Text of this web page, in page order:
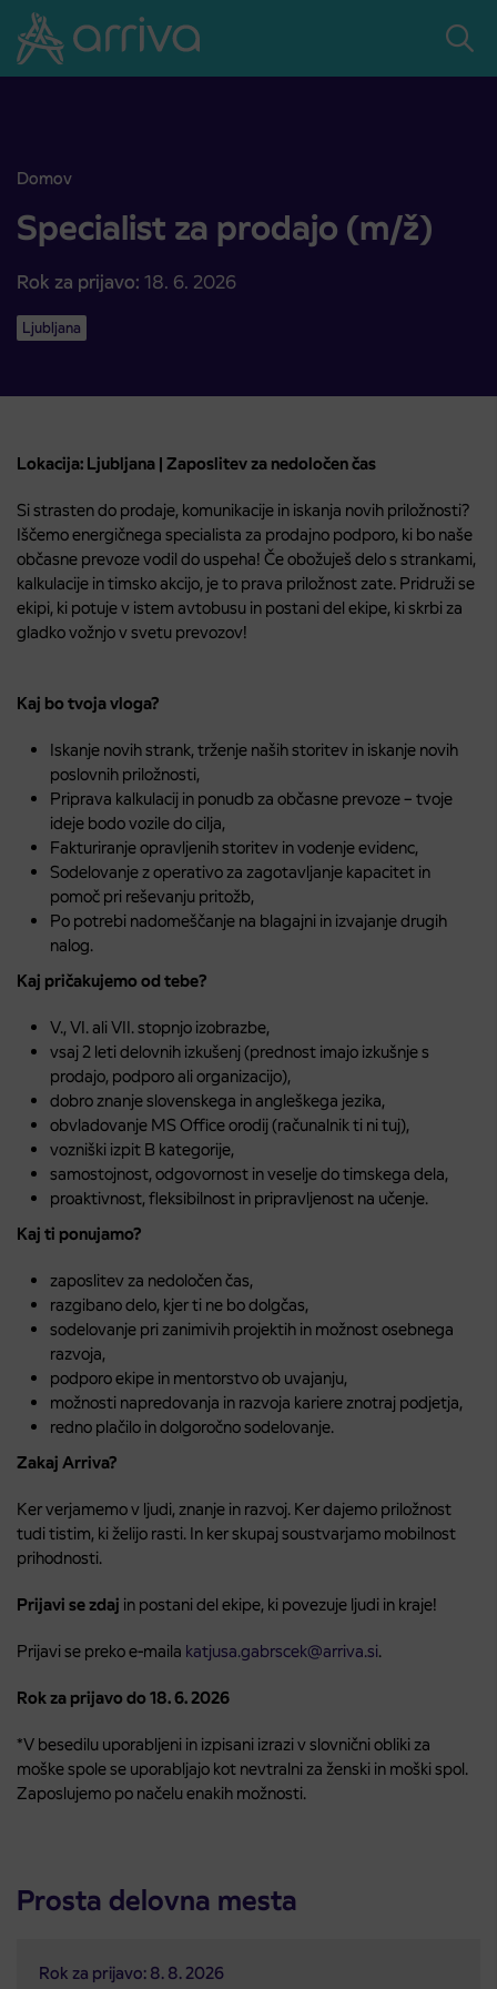
Skoči na vsebino
Domov
Specialist za prodajo (m/ž)
Specialist za prodajo (m/ž)
Rok za prijavo: 18. 6. 2026
Ljubljana
Lokacija: Ljubljana | Zaposlitev za nedoločen čas
Si strasten do prodaje, komunikacije in iskanja novih priložnosti?
Iščemo energičnega specialista za prodajno podporo, ki bo naše
občasne prevoze vodil do uspeha! Če obožuješ delo s strankami,
kalkulacije in timsko akcijo, je to prava priložnost zate. Pridruži se
ekipi, ki potuje v istem avtobusu in postani del ekipe, ki skrbi za
gladko vožnjo v svetu prevozov!
Kaj bo tvoja vloga?
Iskanje novih strank, trženje naših storitev in iskanje novih
poslovnih priložnosti,
Priprava kalkulacij in ponudb za občasne prevoze – tvoje
ideje bodo vozile do cilja,
Fakturiranje opravljenih storitev in vodenje evidenc,
Sodelovanje z operativo za zagotavljanje kapacitet in
pomoč pri reševanju pritožb,
Po potrebi nadomeščanje na blagajni in izvajanje drugih
nalog.
Kaj pričakujemo od tebe?
V., VI. ali VII. stopnjo izobrazbe,
vsaj 2 leti delovnih izkušenj (prednost imajo izkušnje s
prodajo, podporo ali organizacijo),
dobro znanje slovenskega in angleškega jezika,
obvladovanje MS Office orodij (računalnik ti ni tuj),
vozniški izpit B kategorije,
samostojnost, odgovornost in veselje do timskega dela,
proaktivnost, fleksibilnost in pripravljenost na učenje.
Kaj ti ponujamo?
zaposlitev za nedoločen čas,
razgibano delo, kjer ti ne bo dolgčas,
sodelovanje pri zanimivih projektih in možnost osebnega
razvoja,
podporo ekipe in mentorstvo ob uvajanju,
možnosti napredovanja in razvoja kariere znotraj podjetja,
redno plačilo in dolgoročno sodelovanje.
Zakaj Arriva?
Ker verjamemo v ljudi, znanje in razvoj. Ker dajemo priložnost
tudi tistim, ki želijo rasti. In ker skupaj soustvarjamo mobilnost
prihodnosti.
Prijavi se zdaj in postani del ekipe, ki povezuje ljudi in kraje!
Prijavi se preko e-maila katjusa.gabrscek@arriva.si.
Rok za prijavo do 18. 6. 2026
*V besedilu uporabljeni in izpisani izrazi v slovnični obliki za
moške spole se uporabljajo kot nevtralni za ženski in moški spol.
Zaposlujemo po načelu enakih možnosti.
Prosta delovna mesta
Rok za prijavo: 8. 8. 2026